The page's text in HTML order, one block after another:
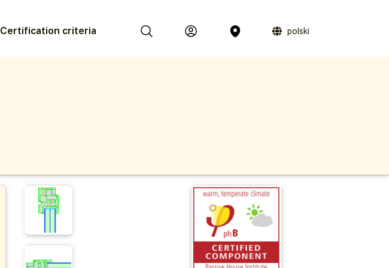
Certification criteria polski